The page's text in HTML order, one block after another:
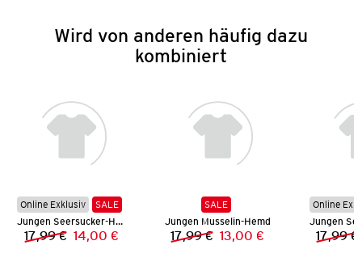
Wird von anderen häufig dazu
kombiniert
Online Exklusiv
SALE
Jungen Seersucker-Hemd
Vorheriger Preis:
17,99 € Neuer Preis:
14,00 €
SALE
Jungen Musselin-Hemd
Vorheriger Preis:
17,99 € Neuer Preis:
13,00 €
Online
17,99 €